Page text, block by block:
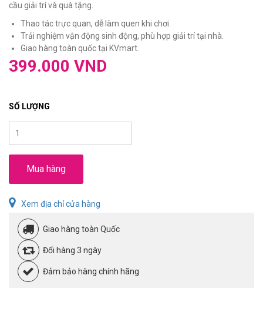
cầu giải trí và quà tặng.
Thao tác trực quan, dễ làm quen khi chơi.
Trải nghiệm vận động sinh động, phù hợp giải trí tại nhà.
Giao hàng toàn quốc tại KVmart.
399.000 VND
SỐ LƯỢNG
Mua hàng
Xem địa chỉ cửa hàng
Giao hàng toàn Quốc
Đổi hàng 3 ngày
Đảm bảo hàng chính hãng